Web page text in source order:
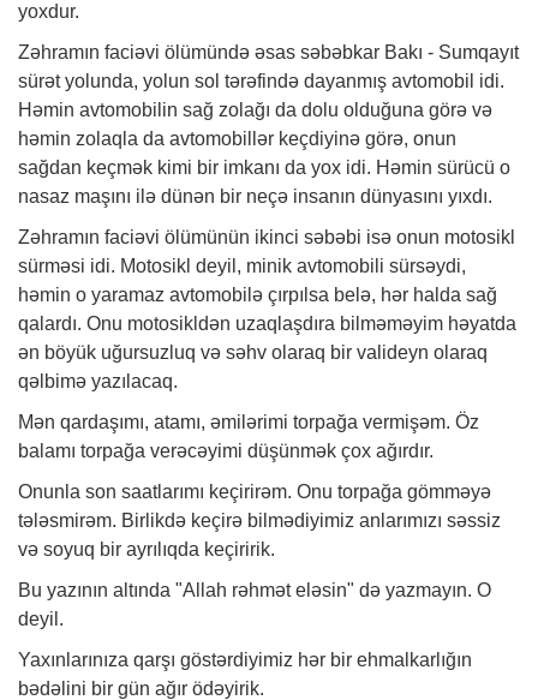
yoxdur.
Zəhramın faciəvi ölümündə əsas səbəbkar Bakı - Sumqayıt
sürət yolunda, yolun sol tərəfində dayanmış avtomobil idi.
Həmin avtomobilin sağ zolağı da dolu olduğuna görə və
həmin zolaqla da avtomobillər keçdiyinə görə, onun
sağdan keçmək kimi bir imkanı da yox idi. Həmin sürücü o
nasaz maşını ilə dünən bir neçə insanın dünyasını yıxdı.
Zəhramın faciəvi ölümünün ikinci səbəbi isə onun motosikl
sürməsi idi. Motosikl deyil, minik avtomobili sürsəydi,
həmin o yaramaz avtomobilə çırpılsa belə, hər halda sağ
qalardı. Onu motosikldən uzaqlaşdıra bilməməyim həyatda
ən böyük uğursuzluq və səhv olaraq bir valideyn olaraq
qəlbimə yazılacaq.
Mən qardaşımı, atamı, əmilərimi torpağa vermişəm. Öz
balamı torpağa verəcəyimi düşünmək çox ağırdır.
Onunla son saatlarımı keçirirəm. Onu torpağa gömməyə
tələsmirəm. Birlikdə keçirə bilmədiyimiz anlarımızı səssiz
və soyuq bir ayrılıqda keçiririk.
Bu yazının altında "Allah rəhmət eləsin" də yazmayın. O
deyil.
Yaxınlarınıza qarşı göstərdiyimiz hər bir ehmalkarlığın
bədəlini bir gün ağır ödəyirik.